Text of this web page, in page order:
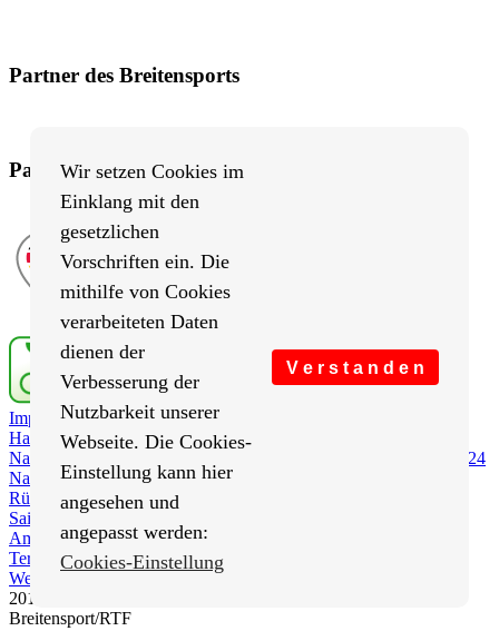
Wir setzen Cookies im
Einklang mit den
gesetzlichen
Vorschriften ein. Die
mithilfe von Cookies
verarbeiteten Daten
dienen der
Verbesserung der
Nutzbarkeit unserer
Webseite. Die Cookies-
Einstellung kann hier
angesehen und
angepasst werden:
Cookies-Einstellung
V e r s t a n d e n
Partner des Breitensports
Partner von BRV-Breitensport.de
Impressum / Cookies Einstellungen
Haftungsausschluss / Sitemap
Nachrichten
Nachrichten 2024
Nachrichten 2023 Nachrichten 2022
Rückblick Saison 2021 Saison 2020
Saison 2017
Amtliches RTF-Ergebnisse Protokolle
Termine Rund um Berlin RTF-Kalender
Wer sind wir?
2018-2026 Berliner Radsport Verband e.V. (BRV) - Fachsparte
Breitensport/RTF